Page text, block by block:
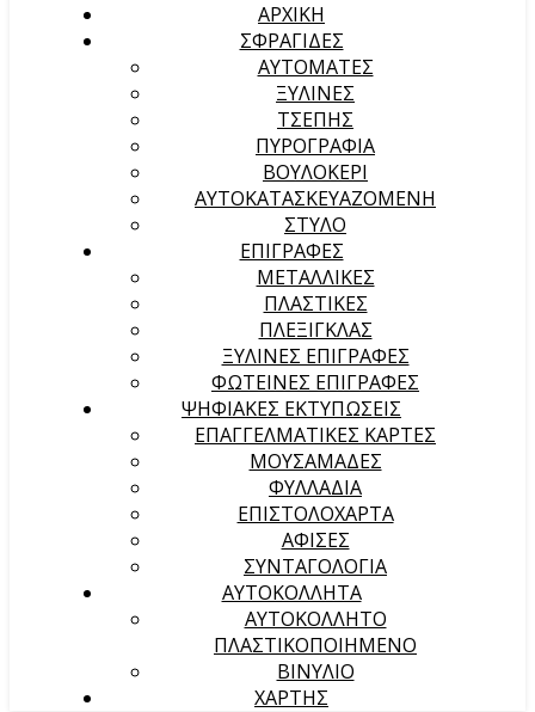
ΑΡΧΙΚΉ
ΣΦΡΑΓΙΔΕΣ
ΑΥΤΟΜΑΤΕΣ
ΞΥΛΙΝΕΣ
ΤΣΕΠΗΣ
ΠΥΡΟΓΡΑΦΙΑ
ΒΟΥΛΟΚΕΡΙ
ΑΥΤΟΚΑΤΑΣΚΕΥΑΖΟΜΕΝΗ
ΣΤΥΛΟ
ΕΠΙΓΡΑΦΕΣ
ΜΕΤΑΛΛΙΚΕΣ
ΠΛΑΣΤΙΚΕΣ
ΠΛΕΞΙΓΚΛΑΣ
ΞΥΛΙΝΕΣ ΕΠΙΓΡΑΦΕΣ
ΦΩΤΕΙΝΕΣ ΕΠΙΓΡΑΦΕΣ
ΨΗΦΙΑΚΕΣ ΕΚΤΥΠΩΣΕΙΣ
ΕΠΑΓΓΕΛΜΑΤΙΚΕΣ ΚΑΡΤΕΣ
ΜΟΥΣΑΜΑΔΕΣ
ΦΥΛΛΑΔΙΑ
ΕΠΙΣΤΟΛΟΧΑΡΤΑ
ΑΦΙΣΕΣ
ΣΥΝΤΑΓΟΛΟΓΙΑ
ΑΥΤΟΚΟΛΛΗΤΑ
ΑΥΤΟΚΟΛΛΗΤΟ
ΠΛΑΣΤΙΚΟΠΟΙΗΜΕΝΟ
ΒΙΝΥΛΙΟ
ΧΑΡΤΗΣ